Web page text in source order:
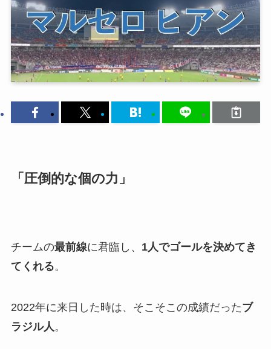
「圧倒的な個の力」
チームの最前線に君臨し、 1人でゴールを決めてき
てくれる。
2022年に来日した時は、そこそこの成績だったブ
ラジル人 。